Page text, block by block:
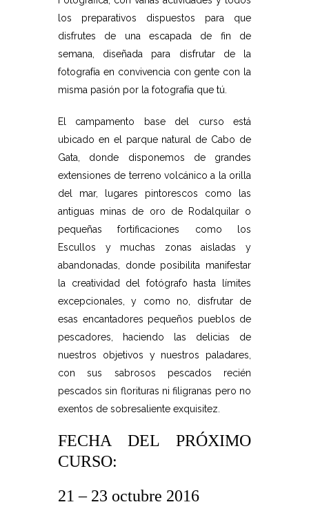
los preparativos dispuestos para que
disfrutes de una escapada de fin de
semana, diseñada para disfrutar de la
fotografía en convivencia con gente con la
misma pasión por la fotografía que tú.
El campamento base del curso está
ubicado en el parque natural de Cabo de
Gata, donde disponemos de grandes
extensiones de terreno volcánico a la orilla
del mar, lugares pintorescos como las
antiguas minas de oro de Rodalquilar o
pequeñas fortificaciones como los
Escullos y muchas zonas aisladas y
abandonadas, donde posibilita manifestar
la creatividad del fotógrafo hasta límites
excepcionales, y como no, disfrutar de
esas encantadores pequeños pueblos de
pescadores, haciendo las delicias de
nuestros objetivos y nuestros paladares,
con sus sabrosos pescados recién
pescados sin florituras ni filigranas pero no
exentos de sobresaliente exquisitez.
FECHA DEL PRÓXIMO
CURSO:
21 – 23 octubre 2016